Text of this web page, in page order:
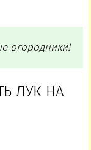
огородники!
ЛУК НА